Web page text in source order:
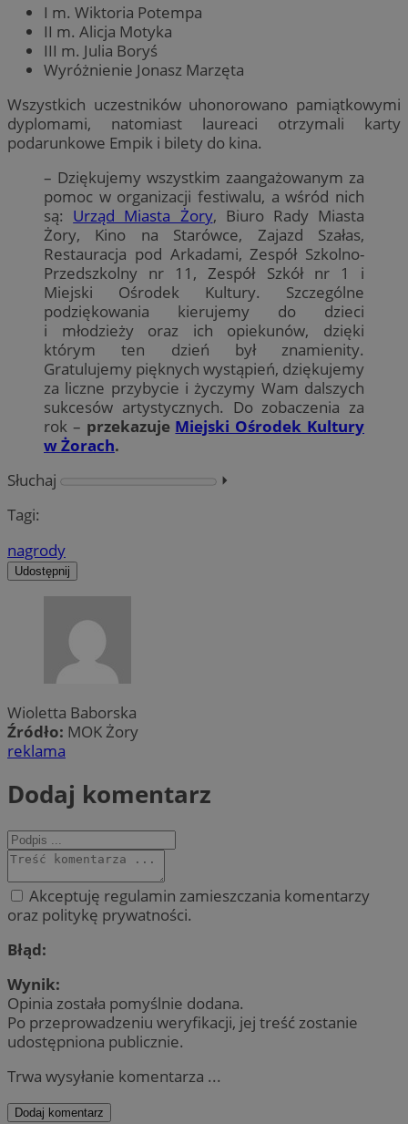
I m. Wiktoria Potempa
II m. Alicja Motyka
III m. Julia Boryś
Wyróżnienie Jonasz Marzęta
Wszystkich uczestników uhonorowano pamiątkowymi
dyplomami, natomiast laureaci otrzymali karty
podarunkowe Empik i bilety do kina.
– Dziękujemy wszystkim zaangażowanym za
pomoc w organizacji festiwalu, a wśród nich
są: Urząd Miasta Żory, Biuro Rady Miasta
Żory, Kino na Starówce, Zajazd Szałas,
Restauracja pod Arkadami, Zespół Szkolno-
Przedszkolny nr 11, Zespół Szkół nr 1 i
Miejski Ośrodek Kultury. Szczególne
podziękowania kierujemy do dzieci
i młodzieży oraz ich opiekunów, dzięki
którym ten dzień był znamienity.
Gratulujemy pięknych wystąpień, dziękujemy
za liczne przybycie i życzymy Wam dalszych
sukcesów artystycznych. Do zobaczenia za
rok – przekazuje Miejski Ośrodek Kultury
w Żorach.
Słuchaj
⏵︎
Tagi:
nagrody
Udostępnij
Wioletta Baborska
Źródło: MOK Żory
reklama
Dodaj komentarz
Akceptuję regulamin zamieszczania komentarzy
oraz politykę prywatności.
Błąd:
Wynik:
Opinia została pomyślnie dodana.
Po przeprowadzeniu weryfikacji, jej treść zostanie
udostępniona publicznie.
Trwa wysyłanie komentarza ...
Dodaj komentarz